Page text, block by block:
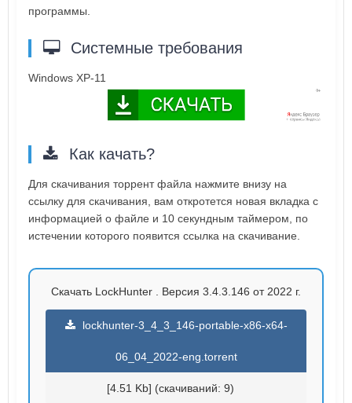
программы.
Системные требования
Windows XP-11
Как качать?
Для скачивания торрент файла нажмите внизу на
ссылку для скачивания, вам откротется новая вкладка с
информацией о файле и 10 секундным таймером, по
истечении которого появится ссылка на скачивание.
Скачать LockHunter . Версия 3.4.3.146 от 2022 г.
lockhunter-3_4_3_146-portable-x86-x64-
06_04_2022-eng.torrent
[4.51 Kb] (cкачиваний: 9)